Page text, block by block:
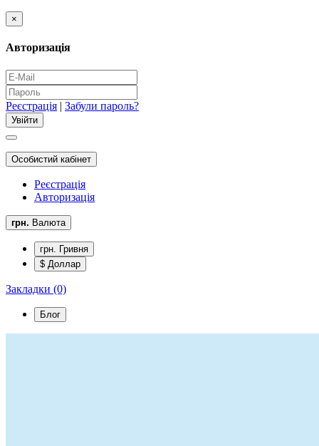
×
Авторизація
Реєстрація | Забули пароль?
Особистий кабінет
Реєстрація
Авторизація
грн. Валюта
грн. Гривня
$ Доллар
Закладки (0)
Блог